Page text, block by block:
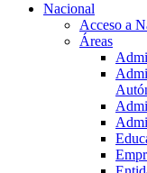
Nacional
Acceso a
Áreas